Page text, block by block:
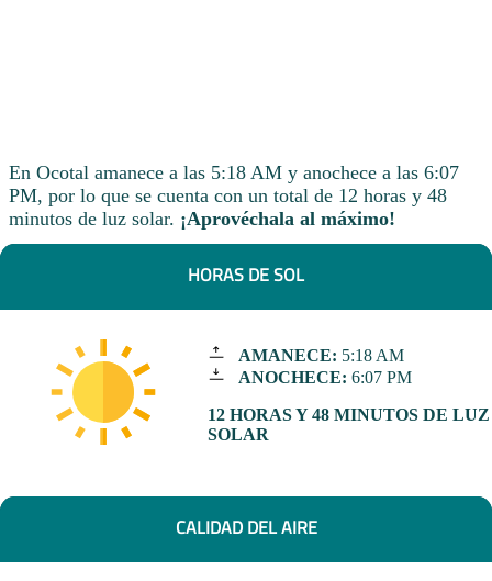
En Ocotal amanece a las 5:18 AM y anochece a las 6:07
PM, por lo que se cuenta con un total de 12 horas y 48
minutos de luz solar. ¡Aprovéchala al máximo!
HORAS DE SOL
AMANECE: 5:18 AM
ANOCHECE: 6:07 PM
12 HORAS Y 48 MINUTOS DE LUZ
SOLAR
CALIDAD DEL AIRE